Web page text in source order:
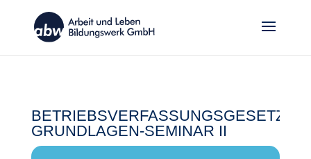
BETRIEBSVERFASSUNGSGESETZ,
GRUNDLAGEN-SEMINAR II